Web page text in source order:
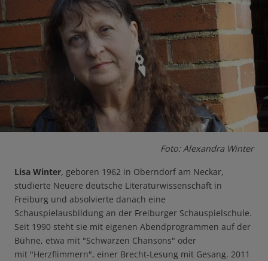
Foto: Alexandra Winter
Lisa Winter, geboren 1962 in Oberndorf am Neckar,
studierte Neuere deutsche Literaturwissenschaft in
Freiburg und absolvierte danach eine
Schauspielausbildung an der Freiburger Schauspielschule.
Seit 1990 steht sie mit eigenen Abendprogrammen auf der
Bühne, etwa mit "Schwarzen Chansons" oder
mit "Herzflimmern", einer Brecht-Lesung mit Gesang. 2011